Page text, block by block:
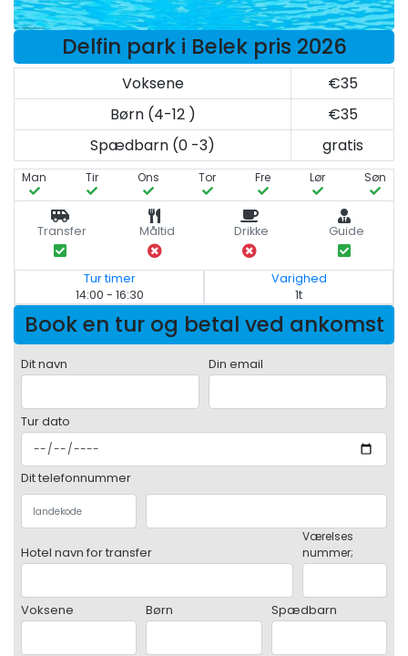
Delfin park i Belek pris 2026
Voksene
€35
Børn (4-12 )
€35
Spædbarn (0 -3)
gratis
Man Tir Ons Tor Fre Lør Søn
Transfer Måltid Drikke Guide
Tur timer
14:00 - 16:30
Varighed
1t
Book en tur og betal ved ankomst
Dit navn Din email
Tur dato
Dit telefonnummer
Hotel navn for transfer
Værelses
nummer;
Voksene Børn Spædbarn